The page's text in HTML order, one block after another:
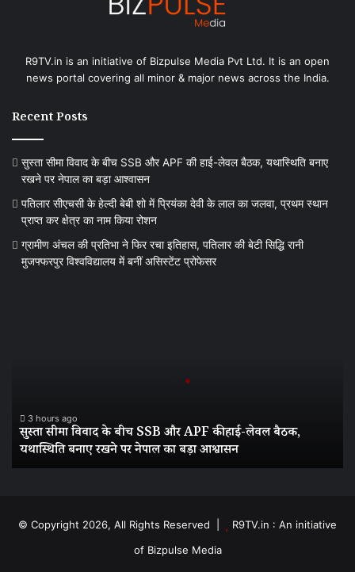
R9TV.in is an initiative of Bizpulse Media Pvt Ltd. It is an open
news portal covering all minor & major news across the India.
Recent Posts
सुस्ता सीमा विवाद के बीच SSB और APF की हाई-लेवल बैठक, यथास्थिति बनाए
रखने पर नेपाल का बड़ा आश्वासन
पतिलार सीएचसी के हेल्दी बेबी शो में प्रियंका देवी के लाल का जलवा, प्रथम स्थान
प्राप्त कर क्षेत्र का नाम किया रोशन
ग्रामीण अंचल की प्रतिभा ने फिर रचा इतिहास, पतिलार की बेटी सिद्धि रानी
मुजफ्फरपुर विश्वविद्यालय में बनीं असिस्टेंट प्रोफेसर
APF
की
हाई-
लेवल
बनाए
3 hours ago
सुस्ता सीमा विवाद के बीच SSB और APF की हाई-लेवल बैठक,
यथास्थिति बनाए रखने पर नेपाल का बड़ा आश्वासन
© Copyright 2026, All Rights Reserved |
R9TV.in : An initiative
of Bizpulse Media